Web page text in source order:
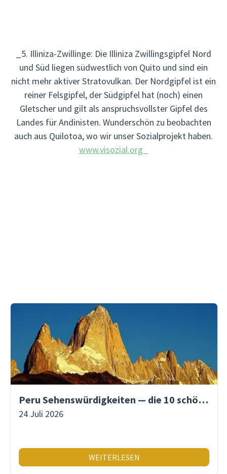
_5. Illiniza-Zwillinge: Die Illiniza Zwillingsgipfel Nord
und Süd liegen südwestlich von Quito und sind ein
nicht mehr aktiver Stratovulkan. Der Nordgipfel ist ein
reiner Felsgipfel, der Südgipfel hat (noch) einen
Gletscher und gilt als anspruchsvollster Gipfel des
Landes für Andinisten. Wunderschön zu beobachten
auch aus Quilotoa, wo wir unser Sozialprojekt haben.
www.visozial.org_
Peru Sehenswürdigkeiten — die 10 schönsten Orte
24 Juli 2026
WEITERLESEN